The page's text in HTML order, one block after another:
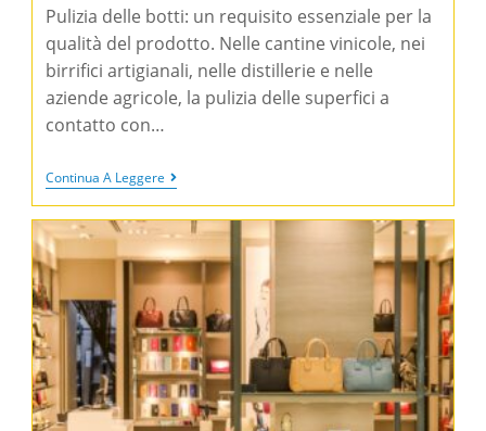
Pulizia delle botti: un requisito essenziale per la
qualità del prodotto. Nelle cantine vinicole, nei
birrifici artigianali, nelle distillerie e nelle
aziende agricole, la pulizia delle superfici a
contatto con…
Continua A Leggere